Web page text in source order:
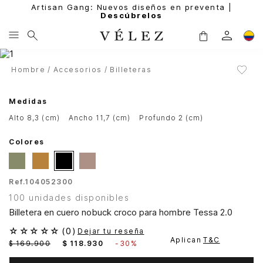
Artisan Gang: Nuevos diseños en preventa |
Descúbrelos
Hombre Accesorios Billeteras
Medidas
alto 8,3 (cm)
ancho 11,7 (cm) profundo 2 (cm)
Colores
Ref.104052300
100 unidades disponibles
Billetera en cuero nobuck croco para hombre Tessa 2.0
☆ ☆ ☆ ☆ ☆ (0 ) Dejar tu reseña
$ 169.900 $ 118. 930 - 30% Aplican T&C